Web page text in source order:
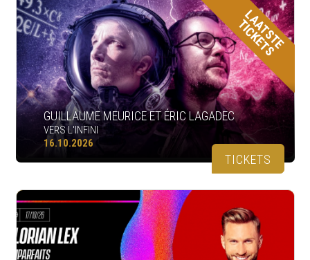
LAATSTE
TICKETS
GUILLAUME MEURICE ET ÉRIC LAGADEC
VERS L'INFINI
16.10.2026
TICKETS